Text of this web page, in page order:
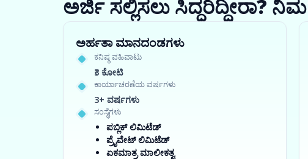
ಅರ್ಜಿ ಸಲ್ಲಿಸಲು ಸಿದ್ಧರಿದ್ದೀರಾ?
ಅರ್ಹತಾ ಮಾನದಂಡಗಳು
ಕನಿಷ್ಠ ವಹಿವಾಟು
₹3 ಕೋಟಿ
ಕಾರ್ಯಾಚರಣೆಯ ವರ್ಷಗಳು
3+ ವರ್ಷಗಳು
ಸಂಸ್ಥೆಗಳು
ಪಬ್ಲಿಕ್ ಲಿಮಿಟೆಡ್
ಪ್ರೈವೇಟ್ ಲಿಮಿಟೆಡ್
ಏಕಮಾತ್ರ ಮಾಲೀಕತ್ವ